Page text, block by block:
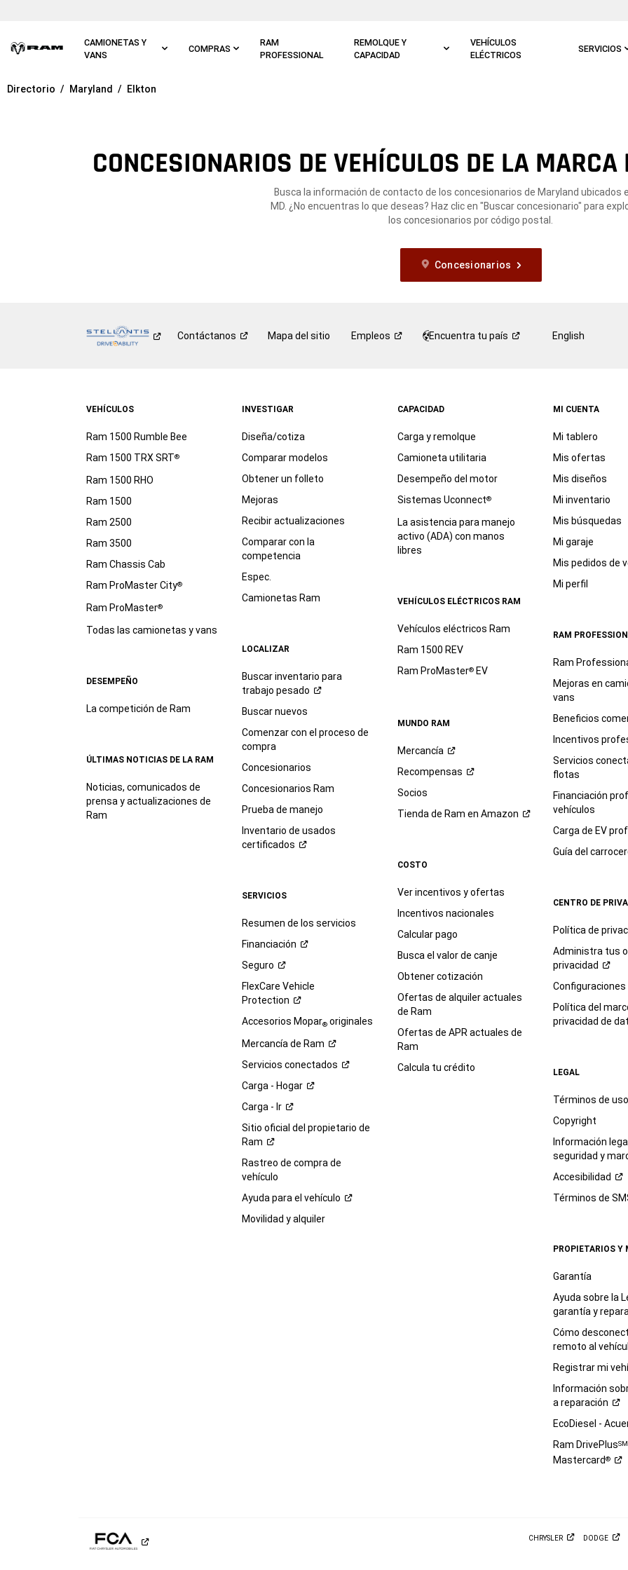
CAMIONETAS Y
VANS
COMPRAS
RAM
PROFESSIONAL
REMOLQUE Y
CAPACIDAD
VEHÍCULOS
ELÉCTRICOS
SERVICIOS
Ir a
Directorio Maryland Elkton
CONCESIONARIOS DE VEHÍCULOS DE LA
Busca la información de contacto de los concesionarios de Maryland ubicados
MD. ¿No encuentras lo que deseas? Haz clic en "Buscar concesionario" para
los concesionarios por código postal.
Concesionarios
Contáctanos Mapa del sitio Empleos Encuentra tu país English
VEHÍCULOS
Ram 1500 Rumble Bee
Ram 1500 TRX SRT®
Ram 1500 RHO
Ram 1500
Ram 2500
Ram 3500
Ram Chassis Cab
Ram ProMaster City®
Ram ProMaster®
Todas las camionetas y vans
DESEMPEÑO
La competición de Ram
ÚLTIMAS NOTICIAS DE LA RAM
Noticias, comunicados de
prensa y actualizaciones de
Ram
INVESTIGAR
Diseña/cotiza
Comparar modelos
Obtener un folleto
Mejoras
Recibir actualizaciones
Comparar con la
competencia
Espec.
Camionetas Ram
LOCALIZAR
Buscar inventario para
trabajo pesado
Buscar nuevos
Comenzar con el proceso de
compra
Concesionarios
Concesionarios Ram
Prueba de manejo
Inventario de usados
certificados
SERVICIOS
Resumen de los servicios
Financiación
Seguro
FlexCare Vehicle
Protection
Accesorios Mopar®originales
Mercancía de Ram
Servicios conectados
Carga - Hogar
Carga - Ir
Sitio oficial del propietario de
Ram
Rastreo de compra de
vehículo
Ayuda para el vehículo
Movilidad y alquiler
CAPACIDAD
Carga y remolque
Camioneta utilitaria
Desempeño del motor
Sistemas Uconnect®
La asistencia para manejo
activo (ADA) con manos
libres
VEHÍCULOS ELÉCTRICOS RAM
Vehículos eléctricos Ram
Ram 1500 REV
Ram ProMaster®EV
MUNDO RAM
Mercancía
Recompensas
Socios
Tienda de Ram en Amazon
COSTO
Ver incentivos y ofertas
Incentivos nacionales
Calcular pago
Busca el valor de canje
Obtener cotización
Ofertas de alquiler actuales
de Ram
Ofertas de APR actuales de
Ram
Calcula tu crédito
MI CUENTA
Mi tablero
Mis ofertas
Mis diseños
Mi inventario
Mis búsquedas
Mi garaje
Mis pedidos de
Mi perfil
RAM
Ram
Mejoras en
vans
Beneficios
Incentivos
Servicios
flotas
Financiación
vehículos
Carga de EV
Guía del
CENTRO DE
Política de
Administra tus
privacidad
Configuraciones
Política del
privacidad de
LEGAL
Términos de uso
Copyright
Información
seguridad y
Accesibilidad
Términos de
PROPIETARIOS Y
Garantía
Ayuda sobre la
garantía y
Cómo
remoto al
Registrar mi
Información
areparación
EcoDiesel -
Ram DrivePlusSM
Mastercard®
CHRYSLER DODGE